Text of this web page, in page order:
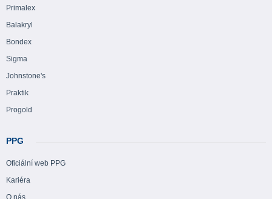
Primalex
Balakryl
Bondex
Sigma
Johnstone's
Praktik
Progold
PPG
Oficiální web PPG
Kariéra
O nás